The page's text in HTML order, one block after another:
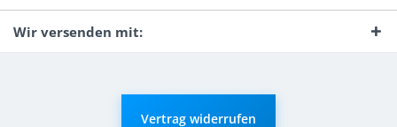
Wir versenden mit:
Vertrag widerrufen